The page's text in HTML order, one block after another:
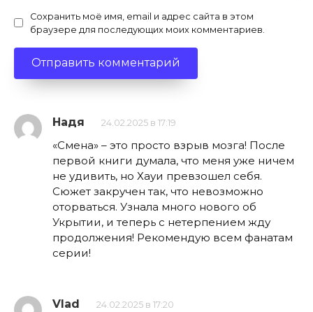
Сохранить моё имя, email и адрес сайта в этом
браузере для последующих моих комментариев.
Надя 24.02.2025 в 17:19
«Смена» – это просто взрыв мозга! После
первой книги думала, что меня уже ничем
не удивить, но Хауи превзошел себя.
Сюжет закручен так, что невозможно
оторваться. Узнала много нового об
Укрытии, и теперь с нетерпением жду
продолжения! Рекомендую всем фанатам
серии!
Vlad 24.02.2025 в 17:20